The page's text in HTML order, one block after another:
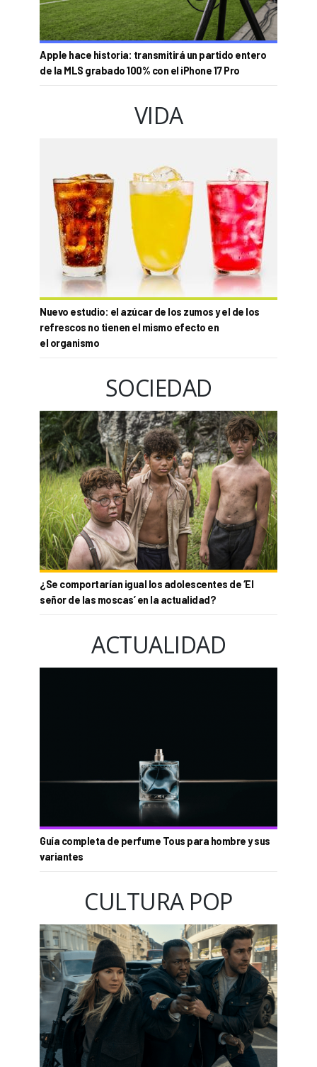
Apple hace historia: transmitirá un partido entero
de la MLS grabado 100% con el iPhone 17 Pro
VIDA
Nuevo estudio: el azúcar de los zumos y el de los
refrescos no tienen el mismo efecto en
el organismo
SOCIEDAD
¿Se comportarían igual los adolescentes de ‘El
señor de las moscas’ en la actualidad?
ACTUALIDAD
Guía completa de perfume Tous para hombre y sus
variantes
CULTURA POP